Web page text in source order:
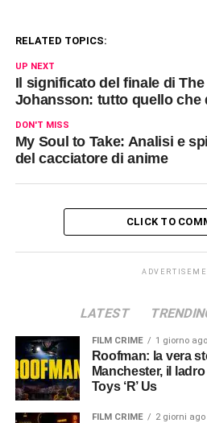
RELATED TOPICS:
UP NEXT
Il significato del finale di
Johansson: tutto quello che
DON'T MISS
My Soul to Take: Analisi e
del cacciatore di anime
CLICK TO
LATEST
FILM CRIME 1 giorno ago
Roofman: la vera storia di Jeffrey
Manchester, il
Toys ‘R’ Us
FILM CRIME 2 giorni ago